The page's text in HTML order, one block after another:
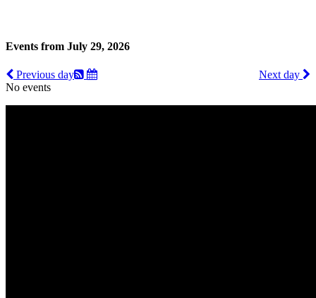
Events from July 29, 2026
Previous day
Next day
No events